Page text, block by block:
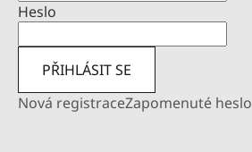
Heslo
PŘIHLÁSIT SE
Nová registraceZapomenuté heslo